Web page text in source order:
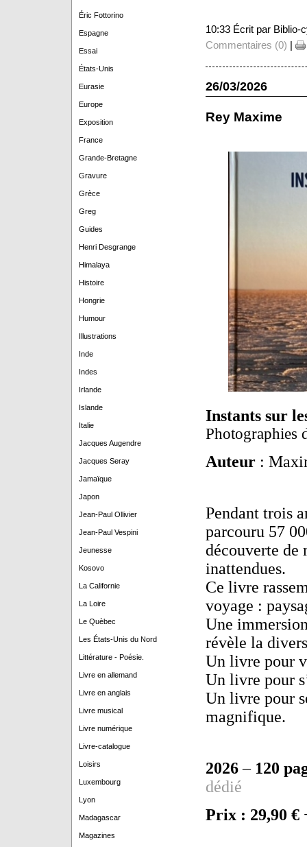
Éric Fottorino
Espagne
Essai
États-Unis
Eurasie
Europe
Exposition
France
Grande-Bretagne
Gravure
Grèce
Greg
Guides
Henri Desgrange
Himalaya
Histoire
Hongrie
Humour
Illustrations
Inde
Indes
Irlande
Islande
Italie
Jacques Augendre
Jacques Seray
Jamaïque
Japon
Jean-Paul Ollivier
Jean-Paul Vespini
Jeunesse
Kosovo
La Californie
La Loire
Le Quèbec
Les États-Unis du Nord
Littérature - Poésie.
Livre en allemand
Livre en anglais
Livre musical
Livre numérique
Livre-catalogue
Loisirs
Luxembourg
Lyon
Madagascar
Magazines
10:33 Écrit par Biblio-
Commentaires (0) |
26/03/2026
Rey Maxime
Instants sur
Photographies
Auteur:
Pendant trois
parcouru 57
découverte de
inattendues.
Ce livre
voyage :
Une
révèle la
Un livre pour
Un livre pour
Un livre pour
magnifique.
2026– 120
dédié
Prix : 29,90 €